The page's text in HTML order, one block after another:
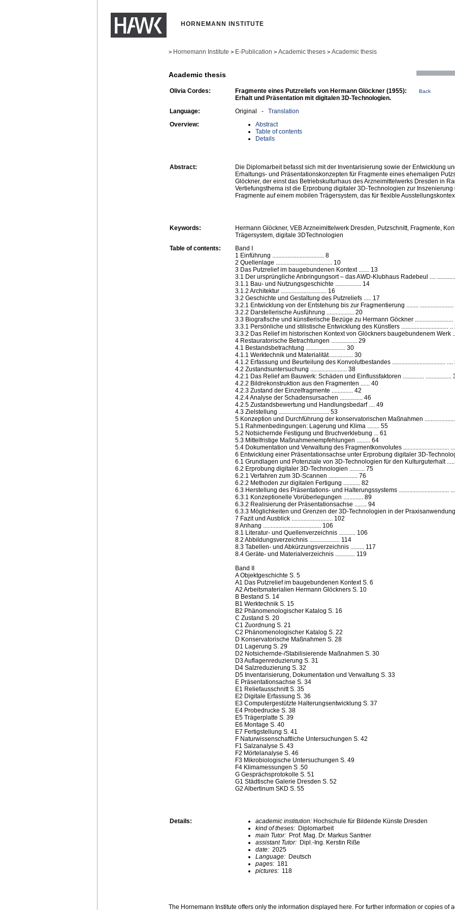
HORNEMANN INSTITUTE
> Hornemann Institute > E-Publication > Academic theses > Academic thesis
Academic thesis
Olivia Cordes:
Fragmente eines Putzreliefs von Hermann Glöckner (1955):
Erhalt und Präsentation mit digitalen 3D-Technologien.
Back
Language: Original - Translation
Overview:
Abstract
Table of contents
Details
Abstract:
Die Diplomarbeit befasst sich mit der Inventarisierung sowie der Entwicklung
Erhaltungs- und Präsentationskonzepten für Fragmente eines ehemaligen
Glöckner, der einst das Betriebskulturhaus des Arzneimittelwerks Dresden in
Vertiefungsthema ist die Erprobung digitaler 3D-Technologien zur
Fragmente auf einem mobilen Trägersystem, das für flexible
Keywords:
Hermann Glöckner, VEB Arzneimittelwerk Dresden, Putzschnitt, Fragmente,
Trägersystem, digitale 3DTechnologien
Table of contents:
Band I
1 Einführung .................................. 8
2 Quellenlage ..................................... 10
3 Das Putzrelief im baugebundenen Kontext ....... 13
3.1 Der ursprüngliche Anbringungsort – das AWD-Klubhaus Radebeul ....
3.1.1 Bau- und Nutzungsgeschichte ................. 14
3.1.2 Architektur .............................. 16
3.2 Geschichte und Gestaltung des Putzreliefs ..... 17
3.2.1 Entwicklung von der Entstehung bis zur Fragmentierung ........ ......................
3.2.2 Darstellerische Ausführung .................. 20
3.3 Biografische und künstlerische Bezüge zu Hermann Göckner .........................
3.3.1 Persönliche und stilistische Entwicklung des Künstlers ............................... ..
3.3.2 Das Relief im historischen Kontext von Glöckners baugebundenem Werk
4 Restauratorische Betrachtungen ................. 29
4.1 Bestandsbetrachtung .......................... 30
4.1.1 Werktechnik und Materialität................ 30
4.1.2 Erfassung und Beurteilung des Konvolutbestandes ................................... ....
4.2 Zustandsuntersuchung ........................ 38
4.2.1 Das Relief am Bauwerk: Schäden und Einflussfaktoren .............. .................
4.2.2 Bildrekonstruktion aus den Fragmenten ...... 40
4.2.3 Zustand der Einzelfragmente .............. 42
4.2.4 Analyse der Schadensursachen ............... 46
4.2.5 Zustandsbewertung und Handlungsbedarf .... 49
4.3 Zielstellung ................................. 53
5 Konzeption und Durchführung der konservatorischen Maßnahmen
5.1 Rahmenbedingungen: Lagerung und Klima ........ 55
5.2 Notsichernde Festigung und Bruchverklebung ... 61
5.3 Mittelfristige Maßnahmenempfehlungen ......... 64
5.4 Dokumentation und Verwaltung des Fragmentkonvolutes ..............................
6 Entwicklung einer Präsentationsachse unter Erprobung digitaler 3D-
6.1 Grundlagen und Potenziale von 3D-Technologien für den Kulturguterhalt
6.2 Erprobung digitaler 3D-Technologien .......... 75
6.2.1 Verfahren zum 3D-Scannen ................... 76
6.2.2 Methoden zur digitalen Fertigung ........... 82
6.3 Herstellung des Präsentations- und Halterungssystems .................................
6.3.1 Konzeptionelle Vorüberlegungen ............. 89
6.3.2 Realisierung der Präsentationsachse ........ 94
6.3.3 Möglichkeiten und Grenzen der 3D-Technologien in der
7 Fazit und Ausblick ........................... 102
8 Anhang ...................................... 106
8.1 Literatur- und Quellenverzeichnis ........... 106
8.2 Abbildungsverzeichnis .................... 114
8.3 Tabellen- und Abkürzungsverzeichnis ......... 117
8.4 Geräte- und Materialverzeichnis ............. 119
Band II
A Objektgeschichte S. 5
A1 Das Putzrelief im baugebundenen Kontext S. 6
A2 Arbeitsmaterialien Hermann Glöckners S. 10
B Bestand S. 14
B1 Werktechnik S. 15
B2 Phänomenologischer Katalog S. 16
C Zustand S. 20
C1 Zuordnung S. 21
C2 Phänomenologischer Katalog S. 22
D Konservatorische Maßnahmen S. 28
D1 Lagerung S. 29
D2 Notsichernde-/Stabilisierende Maßnahmen S. 30
D3 Auflagenreduzierung S. 31
D4 Salzreduzierung S. 32
D5 Inventarisierung, Dokumentation und Verwaltung S. 33
E Präsentationsachse S. 34
E1 Reliefausschnitt S. 35
E2 Digitale Erfassung S. 36
E3 Computergestützte Halterungsentwicklung S. 37
E4 Probedrucke S. 38
E5 Trägerplatte S. 39
E6 Montage S. 40
E7 Fertigstellung S. 41
F Naturwissenschaftliche Untersuchungen S. 42
F1 Salzanalyse S. 43
F2 Mörtelanalyse S. 46
F3 Mikrobiologische Untersuchungen S. 49
F4 Klimamessungen S .50
G Gesprächsprotokolle S. 51
G1 Städtische Galerie Dresden S. 52
G2 Albertinum SKD S. 55
Details: academic institution: Hochschule für Bildende Künste Dresden
kind of theses: Diplomarbeit
main Tutor: Prof. Mag. Dr. Markus Santner
assistant Tutor: Dipl.-Ing. Kerstin Riße
date: 2025
Language: Deutsch
pages: 181
pictures: 118
The Hornemann Institute offers only the information displayed here. For further information or copies of